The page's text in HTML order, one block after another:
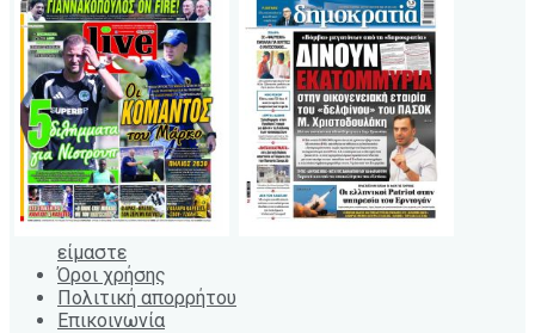
είμαστε
Όροι χρήσης
Πολιτική απορρήτου
Επικοινωνία